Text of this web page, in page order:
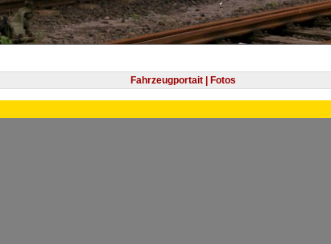
Fahrzeugportait | Fotos